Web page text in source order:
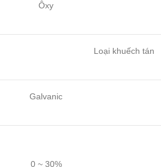
Ôxy
Loại khuếch tán
Galvanic
0 ~ 30%